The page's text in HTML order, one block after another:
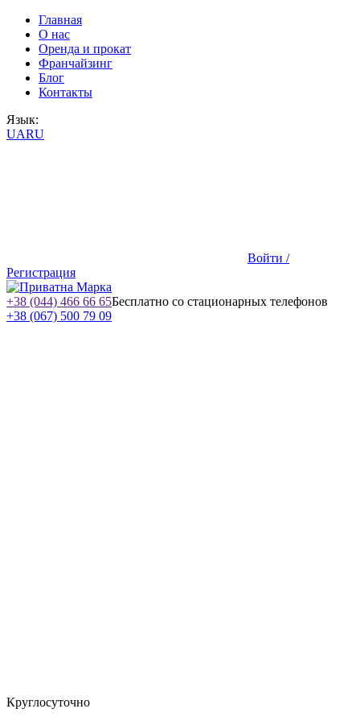
Главная
О нас
Оренда и прокат
Франчайзинг
Блог
Контакты
Язык:
UARU
Войти /
Регистрация
+38 (044) 466 66 65Бесплатно со стационарных телефонов
+38 (067) 500 79 09
Круглосуточно